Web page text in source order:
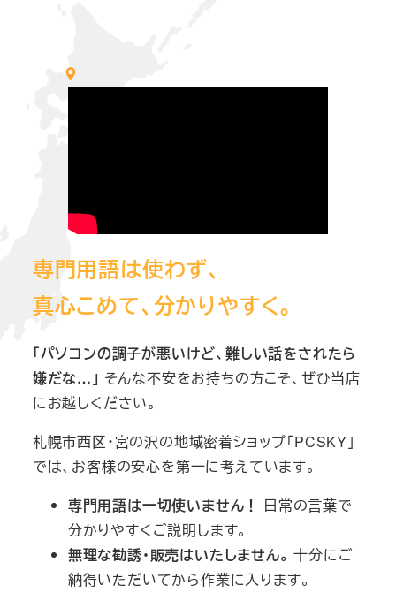
専門用語は使わず、
真心こめて、分かりやすく。
「パソコンの調子が悪いけど、難しい話をされたら
嫌だな…」 そんな不安をお持ちの方こそ、ぜひ当店
にお越しください。
札幌市西区・宮の沢の地域密着ショップ「PCSKY」
では、お客様の安心を第一に考えています。
専門用語は一切使いません！
日常の言葉で
分かりやすくご説明します。
無理な勧誘・販売はいたしません。 十分にご
納得いただいてから作業に入ります。